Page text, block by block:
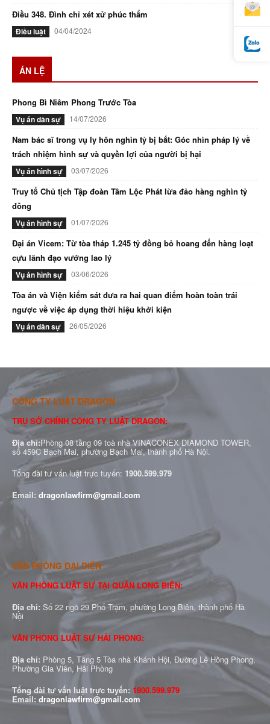
Điều 348. Đình chỉ xét xử phúc thẩm
Điều luật 04/04/2024
ÁN LỆ
Phong Bì Niêm Phong Trước Tòa
Vụ án dân sự 14/07/2026
Nam bác sĩ trong vụ ly hôn nghìn tỷ bị bắt: Góc nhìn pháp lý về
trách nhiệm hình sự và quyền lợi của người bị hại
Vụ án hình sự 03/07/2026
Truy tố Chủ tịch Tập đoàn Tâm Lộc Phát lừa đảo hàng nghìn tỷ
đồng
Vụ án hình sự 01/07/2026
Đại án Vicem: Từ tòa tháp 1.245 tỷ đồng bỏ hoang đến hàng loạt
cựu lãnh đạo vướng lao lý
Vụ án hình sự 03/06/2026
Tòa án và Viện kiểm sát đưa ra hai quan điểm hoàn toàn trái
ngược về việc áp dụng thời hiệu khởi kiện
Vụ án dân sự 26/05/2026
CÔNG TY LUẬT DRAGON
TRỤ SỞ CHÍNH CÔNG TY LUẬT DRAGON:
Địa chỉ:Phòng 08 tầng 09 toà nhà VINACONEX DIAMOND TOWER,
số 459C Bạch Mai, phường Bạch Mai, thành phố Hà Nội.
Tổng đài tư vấn luật trực tuyến: 1900.599.979
Email: dragonlawfirm@gmail.com
VĂN PHÒNG ĐẠI DIỆN
VĂN PHÒNG LUẬT SƯ TẠI QUẬN LONG BIÊN:
Địa chỉ: Số 22 ngõ 29 Phố Trạm, phường Long Biên, thành phố Hà
Nội
VĂN PHÒNG LUẬT SƯ HẢI PHÒNG:
Địa chỉ: Phòng 5, Tầng 5 Tòa nhà Khánh Hội, Đường Lê Hồng Phong,
Phường Gia Viên, Hải Phòng
Tổng đài tư vấn luật trực tuyến: 1900.599.979
Email: dragonlawfirm@gmail.com